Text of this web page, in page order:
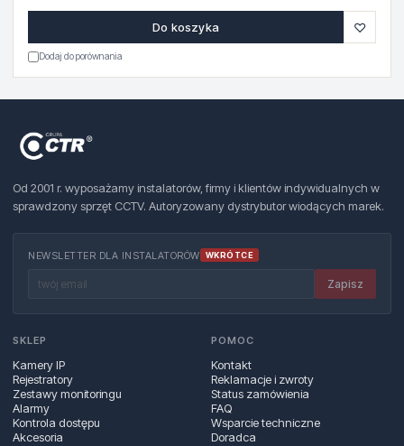
Do koszyka ♡
Dodaj do porównania
Od 2001 r. wyposażamy instalatorów, firmy i klientów indywidualnych w
sprawdzony sprzęt CCTV. Autoryzowany dystrybutor wiodących marek.
NEWSLETTER DLA INSTALATORÓW WKRÓTCE
Zapisz
SKLEP
Kamery IP
Rejestratory
Zestawy monitoringu
Alarmy
Kontrola dostępu
Akcesoria
POMOC
Kontakt
Reklamacje i zwroty
Status zamówienia
FAQ
Wsparcie techniczne
Doradca